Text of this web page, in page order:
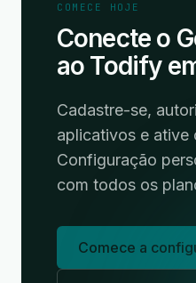
COMECE HOJE
Conecte o
ao Todify
Cadastre-se,
aplicativos e ative
Configuração
com todos os
Comece a